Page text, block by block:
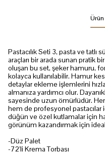
Ürün
Pastacılık Seti 3, pasta ve
araçları bir arada sunan pratik
oluşan bu set, şeker hamuru,
kolayca kullanılabilir. Hamur
detaylar ekleme işlemlerini
almanıza yardımcı olur.
sayesinde uzun ömürlüdür.
hem de profesyonel
düğün ve özel kutlamalar için
görünüm kazandırmak için
-Düz Palet
-72'li Krema Torbası